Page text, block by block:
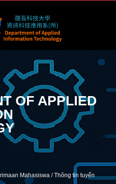
OF APPLIED
Mahasiswa / Thông tin tuyển